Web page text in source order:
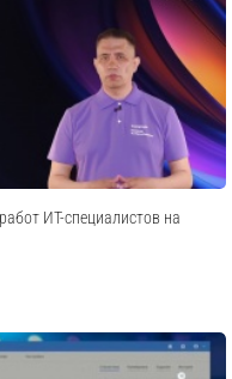
ИT-специалистов на